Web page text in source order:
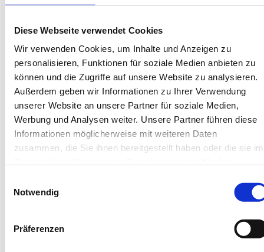
Diese Webseite verwendet Cookies
Wir verwenden Cookies, um Inhalte und Anzeigen zu
personalisieren, Funktionen für soziale Medien anbieten zu
können und die Zugriffe auf unsere Website zu analysieren.
Außerdem geben wir Informationen zu Ihrer Verwendung
unserer Website an unsere Partner für soziale Medien,
Werbung und Analysen weiter. Unsere Partner führen diese
Informationen möglicherweise mit weiteren Daten
zusammen, die Sie ihnen bereitgestellt haben oder die sie im
Notwendig
Präferenzen
Objekt-Nr.: 3640001
Diese Unterkunft teilen:
Diese Unterkünfte werden